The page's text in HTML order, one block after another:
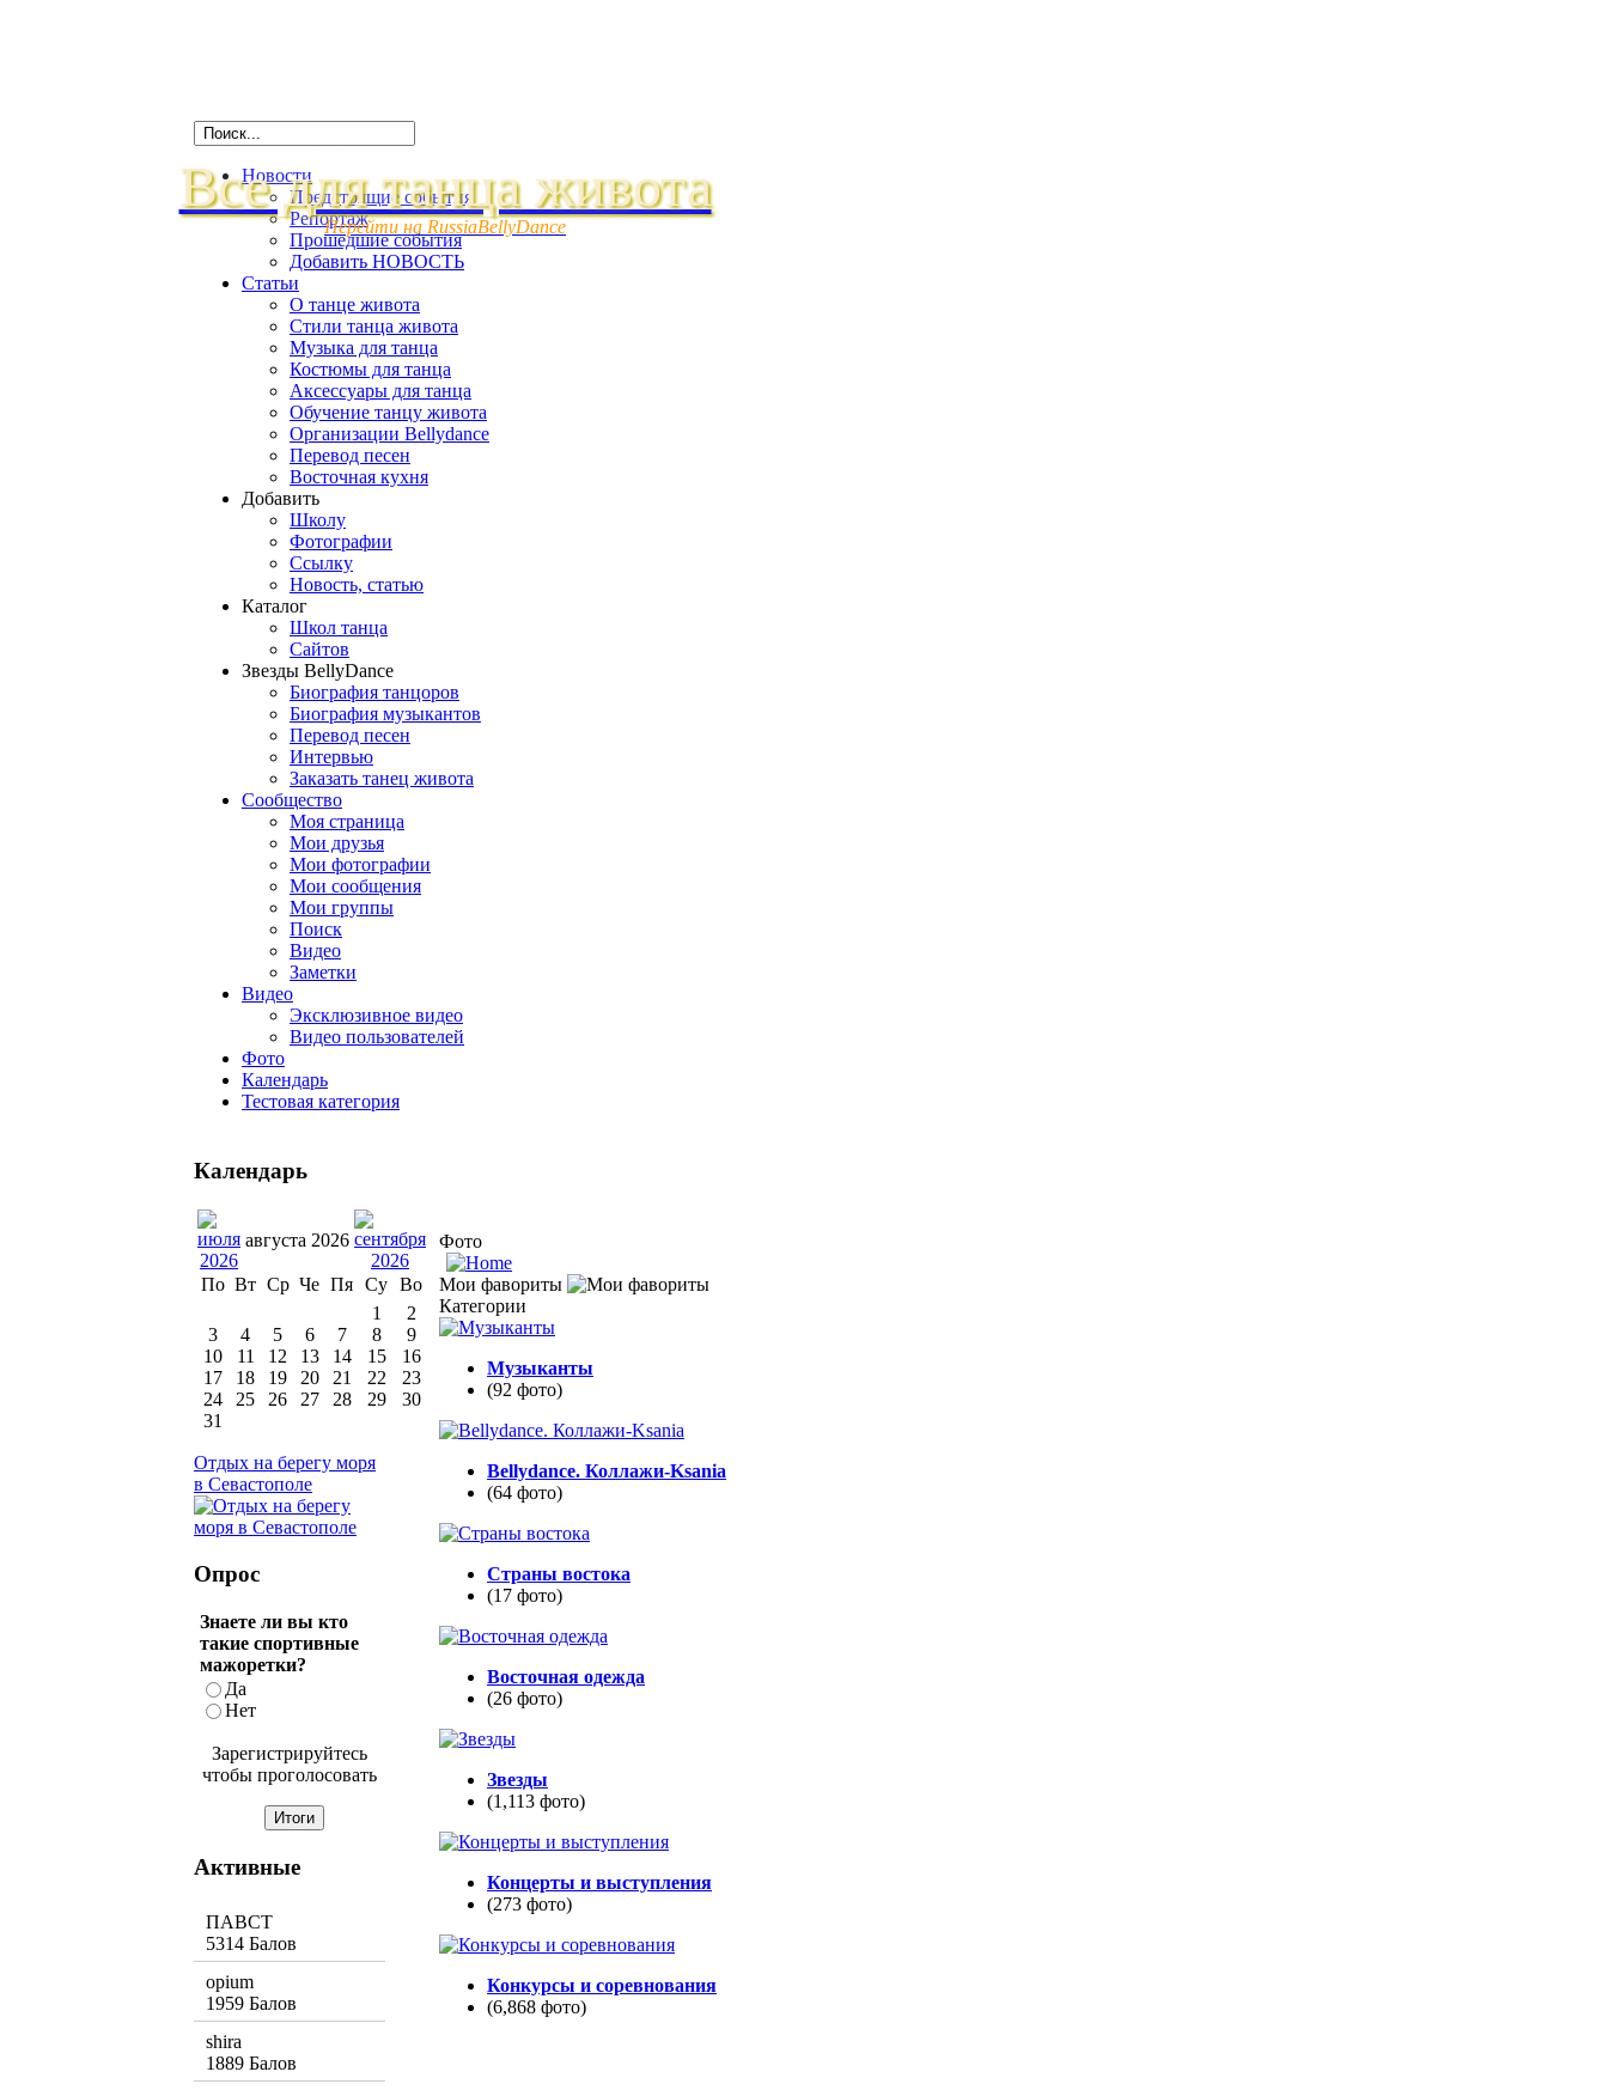
Все для танца живота
Перейти на RussiaBellyDance
Новости
Предстоящие события
Репортаж
Прошедшие события
Добавить НОВОСТЬ
Статьи
О танце живота
Стили танца живота
Музыка для танца
Костюмы для танца
Аксессуары для танца
Обучение танцу живота
Организации Bellydance
Перевод песен
Восточная кухня
Добавить
Школу
Фотографии
Ссылку
Новость, статью
Каталог
Школ танца
Сайтов
Звезды BellyDance
Биография танцоров
Биография музыкантов
Перевод песен
Интервью
Заказать танец живота
Сообщество
Моя страница
Мои друзья
Мои фотографии
Мои сообщения
Мои группы
Поиск
Видео
Заметки
Видео
Эксклюзивное видео
Видео пользователей
Фото
Календарь
Тестовая категория
Фото
Мои фавориты
Категории
Музыканты
(92 фото)
Bellydance. Коллажи-Ksania
(64 фото)
Страны востока
(17 фото)
Восточная одежда
(26 фото)
Звезды
(1,113 фото)
Концерты и выступления
(273 фото)
Конкурсы и соревнования
(6,868 фото)
Календарь
августа 2026
По Вт Ср Че Пя Су Во
1
2
3
4 5 6 7 8
9
10
11 12 13 14 15
16
17
18 19 20 21 22
23
24
25 26 27 28 29
30
31
Отдых на берегу моря
в Севастополе
Опрос
Знаете ли вы кто
такие спортивные
мажоретки?
Да
Нет
Зарегистрируйтесь
чтобы проголосовать
Активные
ПАВСТ
5314 Балов
opium
1959 Балов
shira
1889 Балов